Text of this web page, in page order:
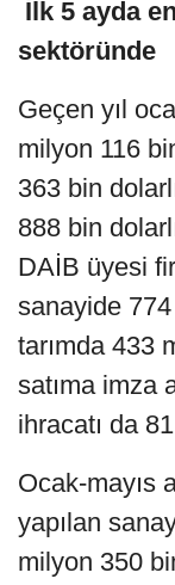
İlk 5 ayda
sektöründe
Geçen yıl
milyon 116
363 bin
888 bin
DAİB üyesi
sanayide
tarımda 433
satıma imza
ihracatı da
Ocak-mayıs
yapılan
milyon 350